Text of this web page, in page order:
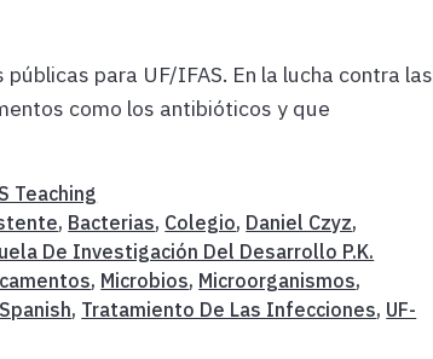
para UF/IFAS. En la lucha contra las
como los antibióticos y que
Teaching
, Bacterias, Colegio, Daniel Czyz,
De Investigación Del Desarrollo P.K.
, Microbios, Microorganismos,
Spanish, Tratamiento De Las Infecciones, UF-